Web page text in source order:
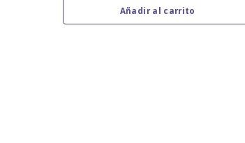
Añadir al carrito